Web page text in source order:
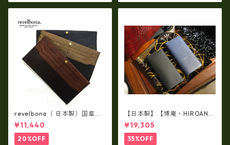
revelbona（ 日本製）国産牛
革製・お札入れ ロングウォ
レット rl-001
¥11,440
20%OFF
【日本製】【博庵・HIROAN】
最高級牛革（ボーテッド）札
入れ・長財布 ha-21535
¥19,305
35%OFF